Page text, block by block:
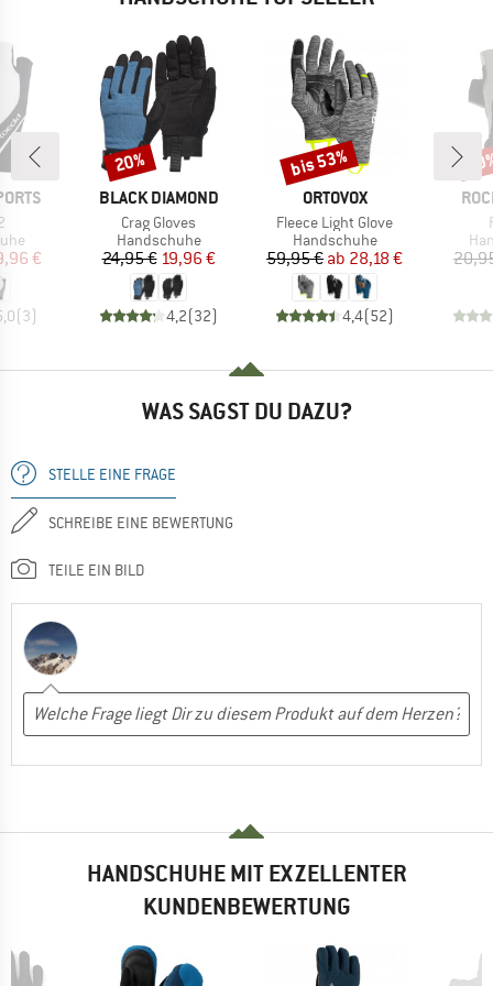
Preis
€
(3)
MARKE
BLACK DIAMOND
Artikel
Crag Gloves
Produktgruppe
Handschuhe
Preis
24,95 €reduzierter Preis
19,96 €
4,2(32)
Rabatt
20%
MARKE
ORTOVOX
Artikel
Fleece Light Glove
Produktgruppe
Handschuhe
Preis
59,95 € reduzierter Preis
ab 28,18 €
4,4(52)
Rabatt
bis 53%
WAS SAGST DU DAZU?
STELLE EINE FRAGE
SCHREIBE EINE BEWERTUNG
TEILE EIN BILD
HANDSCHUHE MIT EXZELLENTER
KUNDENBEWERTUNG